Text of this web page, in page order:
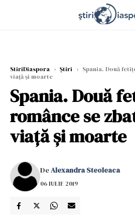
StiriDiaspora › Știri › Spania. Două
viață și moarte
Spania. Două
românce se
viață și moarte
DeAlexandra Steoleaca
06 IULIE 2019